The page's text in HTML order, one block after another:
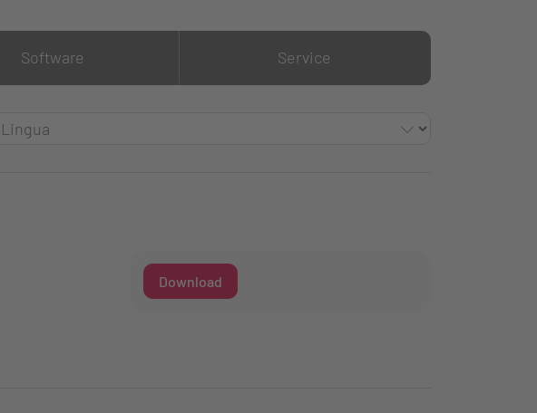
Software Service
Download